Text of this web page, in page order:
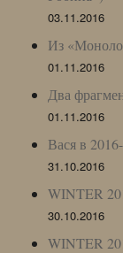
03.11.2016
Из
01.11.2016
Два
01.11.2016
Вася в
31.10.2016
WINTER
30.10.2016
WINTER